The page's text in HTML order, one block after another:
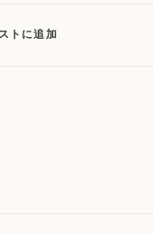
トに追加